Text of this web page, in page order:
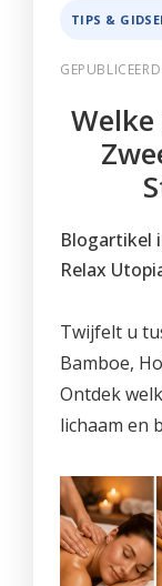
Cadeaubon
Blog
FAQ
Contact
Make-up
Ontharingen
Voeten
Wenkbrauwen
Prijslijst
Met Privé
Zonder Privé
PRIVÉ SAUNA
Privé
Foto's
Privé
Prijzen
Arrangementen
Huisregels
RESERVEREN
Reservatie
Privé
Reserveren
Producten
PROMO'S
TIPS &
Blogartikel
Relax
Twijfelt u
Bamboe,
Ontdek
lichaam en